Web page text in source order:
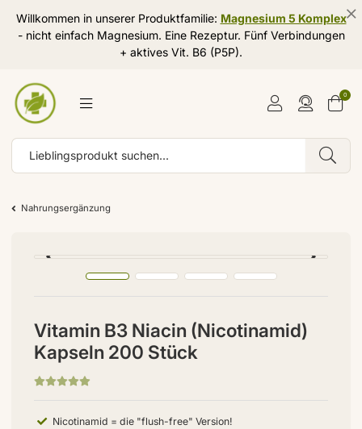
Willkommen in unserer Produktfamilie: Magnesium 5 Komplex
- nicht einfach Magnesium. Eine Rezeptur. Fünf Verbindungen
+ aktives Vit. B6 (P5P).
0
Nahrungsergänzung
Vitamin B3 Niacin (Nicotinamid)
Kapseln 200 Stück
Nicotinamid = die "flush-free" Version!